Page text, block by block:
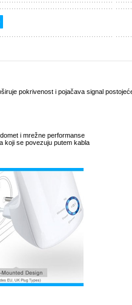
pokrivenost i pojačava signal
i mrežne performanse
koji se povezuju putem kabla